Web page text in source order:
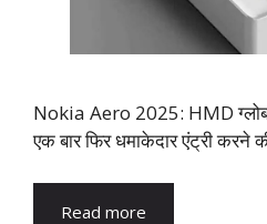
Nokia Aero 2025: HMD
एक बार फिर धमाकेदार एंट्री करने
Read more